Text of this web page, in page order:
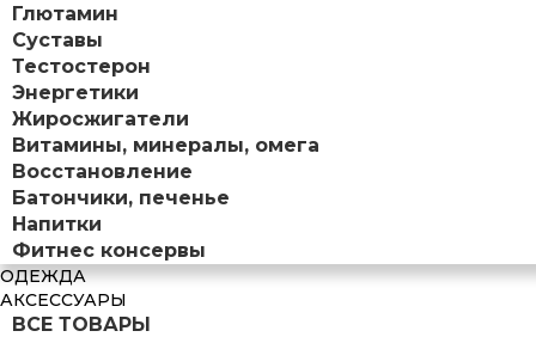
Глютамин
Суставы
Тестостерон
Энергетики
Жиросжигатели
Витамины, минералы, омега
Восстановление
Батончики, печенье
Напитки
Фитнес консервы
ОДЕЖДА
АКСЕССУАРЫ
ВСЕ ТОВАРЫ